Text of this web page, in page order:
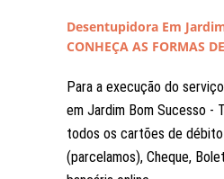
Desentupidora Em
CONHEÇA AS FORMAS
Para a execução do
em Jardim Bom Sucesso -
todos os cartões de
(parcelamos), Cheque,